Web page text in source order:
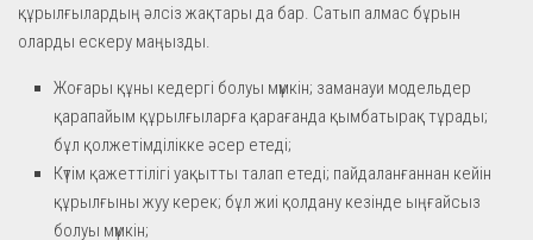
құрылғылардың әлсіз жақтары да бар. Сатып алмас бұрын
оларды ескеру маңызды.
Жоғары құны кедергі болуы мүмкін; заманауи модельдер
қарапайым құрылғыларға қарағанда қымбатырақ тұрады;
бұл қолжетімділікке әсер етеді;
Күтім қажеттілігі уақытты талап етеді; пайдаланғаннан кейін
құрылғыны жуу керек; бұл жиі қолдану кезінде ыңғайсыз
болуы мүмкін;